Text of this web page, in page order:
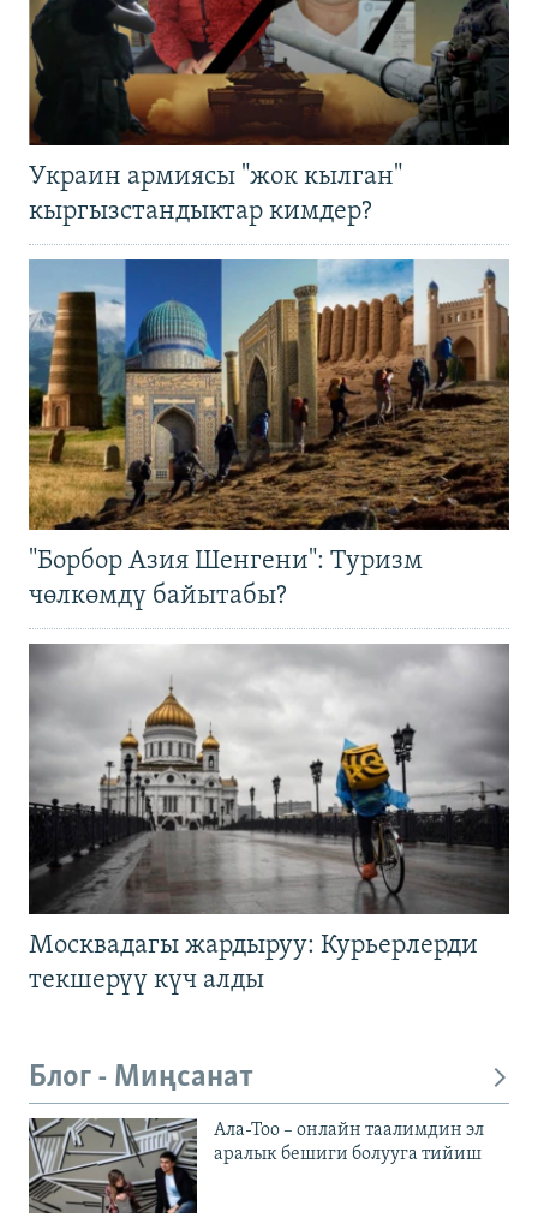
Украин армиясы "жок кылган"
кыргызстандыктар кимдер?
"Борбор Азия Шенгени": Туризм
чөлкөмдү байытабы?
Москвадагы жардыруу: Курьерлерди
текшерүү күч алды
Блог - Миңсанат
Ала-Тоо – онлайн таалимдин эл
аралык бешиги болууга тийиш